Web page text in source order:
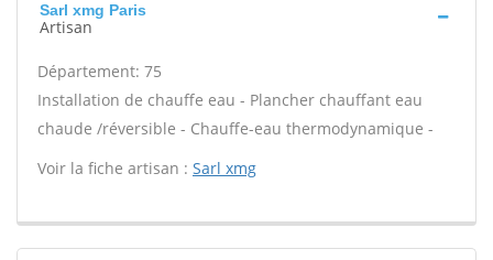
Sarl xmg Paris
Artisan
Département: 75
Installation de chauffe eau - Plancher chauffant eau
chaude /réversible - Chauffe-eau thermodynamique -
Voir la fiche artisan : Sarl xmg